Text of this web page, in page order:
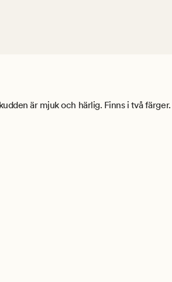
är mjuk och härlig. Finns i två färger.